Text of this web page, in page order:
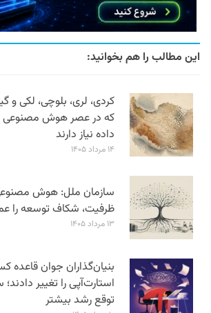
این مطالب را هم بخوانید:
کردی، لری، بلوچی، لکی و
که در عصر هوش مصنوعی
داده نیاز دارند
۱۴ مرداد ۱۴۰۵
سازمان ملل: هوش
ظرفیت، شکاف توسعه را
۱۳ مرداد ۱۴۰۵
بنیان‌گذاران جوان قاعده
استارت‌آپی را تغییر
توقع رشد بیشتر